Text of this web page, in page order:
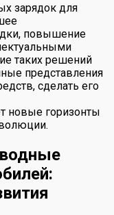
зарядок для
повышение
таких решений
представления
сделать его
новые горизонты